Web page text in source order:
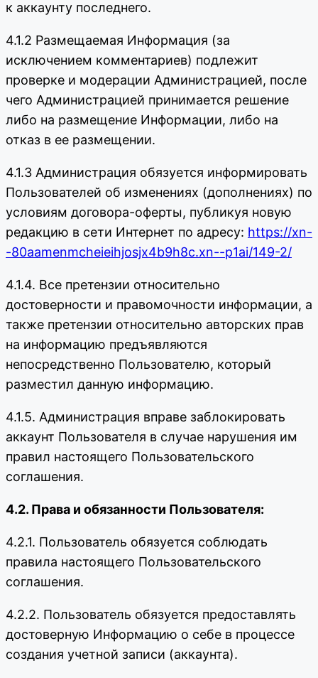
к аккаунту последнего.
4.1.2 Размещаемая Информация (за
исключением комментариев) подлежит
проверке и модерации Администрацией, после
чего Администрацией принимается решение
либо на размещение Информации, либо на
отказ в ее размещении.
4.1.3 Администрация обязуется информировать
Пользователей об изменениях (дополнениях) по
условиям договора-оферты, публикуя новую
редакцию в сети Интернет по адресу: https://xn-
-80aamenmcheieihjosjx4b9h8c.xn--p1ai/149-2/
4.1.4. Все претензии относительно
достоверности и правомочности информации, а
также претензии относительно авторских прав
на информацию предъявляются
непосредственно Пользователю, который
разместил данную информацию.
4.1.5. Администрация вправе заблокировать
аккаунт Пользователя в случае нарушения им
правил настоящего Пользовательского
соглашения.
4.2. Права и обязанности Пользователя:
4.2.1. Пользователь обязуется соблюдать
правила настоящего Пользовательского
соглашения.
4.2.2. Пользователь обязуется предоставлять
достоверную Информацию о себе в процессе
создания учетной записи (аккаунта).